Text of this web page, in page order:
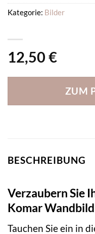
12,50 €
ZUM
Kategorie: Bilder
BESCHREIBUNG
Verzaubern Sie
Komar
Tauchen Sie ein in